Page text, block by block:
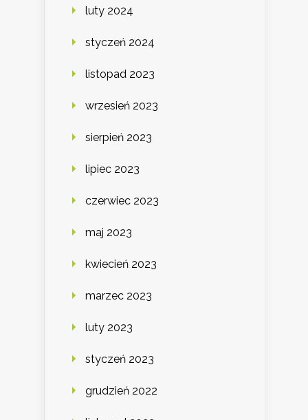
luty 2024
styczeń 2024
listopad 2023
wrzesień 2023
sierpień 2023
lipiec 2023
czerwiec 2023
maj 2023
kwiecień 2023
marzec 2023
luty 2023
styczeń 2023
grudzień 2022